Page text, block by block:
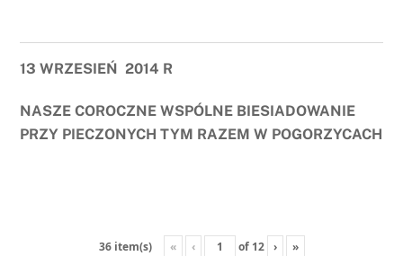
13 WRZESIEŃ 2014 R
NASZE COROCZNE WSPÓLNE BIESIADOWANIE
PRZY PIECZONYCH TYM RAZEM W POGORZYCACH
36 item(s) « ‹ of 12 › »